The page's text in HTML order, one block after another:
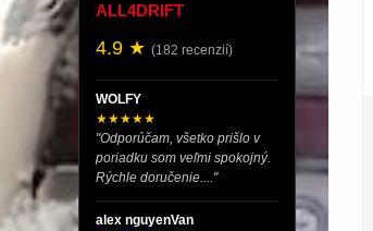
ALL4DRIFT
4.9 ★ (182 recenzií)
WOLFY
★★★★★
"Odporúčam, všetko prišlo v
poriadku som veľmi spokojný.
Rýchle doručenie...."
alex nguyenVan